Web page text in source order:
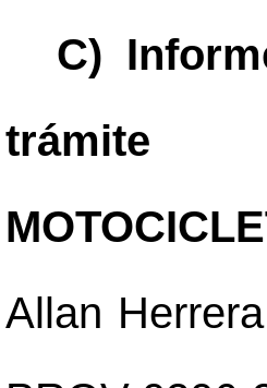
C)
trámite
Allan